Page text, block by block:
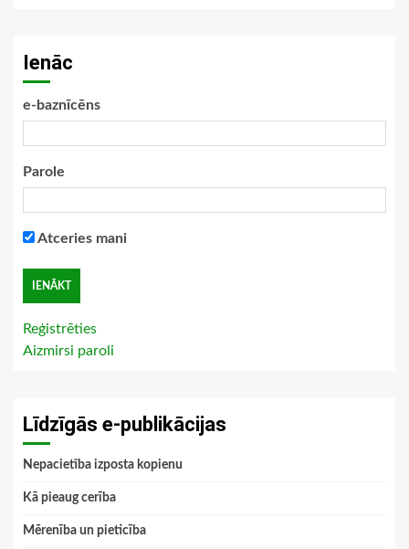
Ienāc
e-baznīcēns
Parole
Atceries mani
Reģistrēties
Aizmirsi paroli
Līdzīgās e-publikācijas
Nepacietība izposta kopienu
Kā pieaug cerība
Mērenība un pieticība